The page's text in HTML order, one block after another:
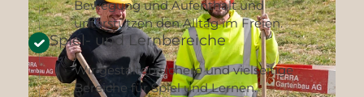
Bewegung und Aufenthalt und
unterstützen den Alltag im Freien.
Spiel- und Lernbereiche
Wir gestalten sichere und vielseitige
Bereiche für Spiel und Lernen.